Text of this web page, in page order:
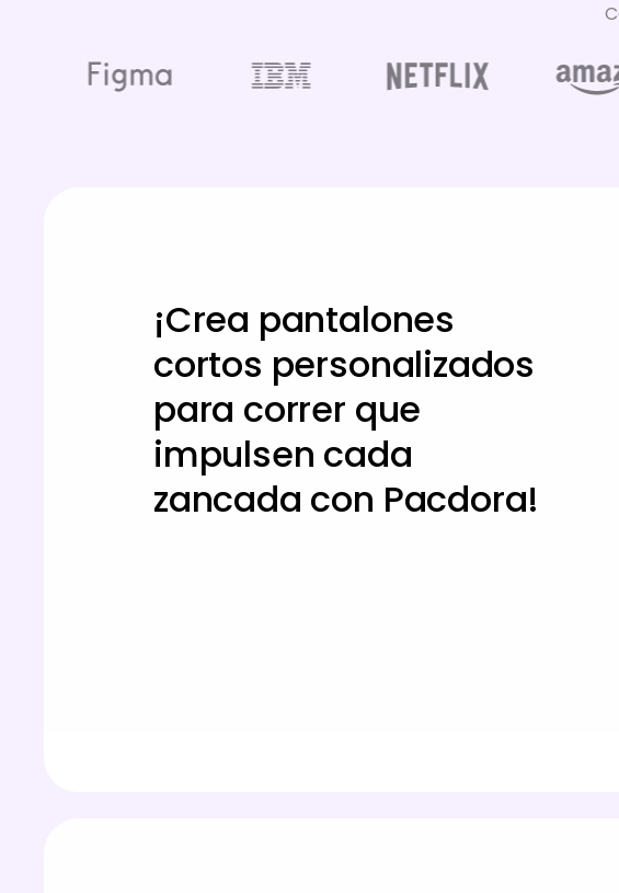
¡Crea pantalones
cortos personalizados
para correr que
impulsen cada
zancada con Pacdora!